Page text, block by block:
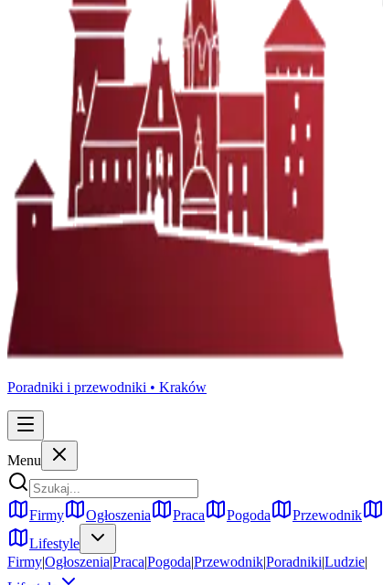
Poradniki i przewodniki • Kraków
Menu
Firmy Ogłoszenia Praca Pogoda Przewodnik
Lifestyle
Firmy|Ogłoszenia|Praca|Pogoda|Przewodnik|Poradniki|Ludzie|